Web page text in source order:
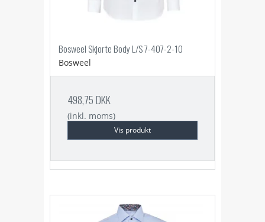
Bosweel Skjorte Body L/S 7-407-2-10
Bosweel
498,75 DKK
(inkl. moms)
Vis produkt